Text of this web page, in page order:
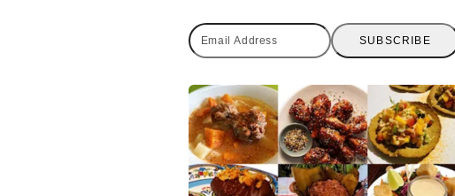
Email
Address
SUBSCRIBE